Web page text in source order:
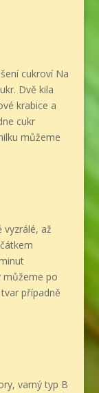
cukroví Na
Dvě kila
krabice a
cukr
můžeme
až
můžeme po
případně
varný typ B